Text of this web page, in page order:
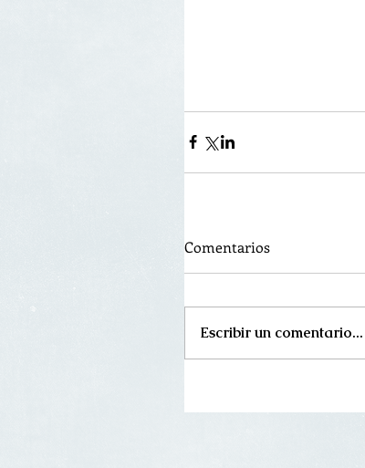
Comentarios
Escribir un comentario...